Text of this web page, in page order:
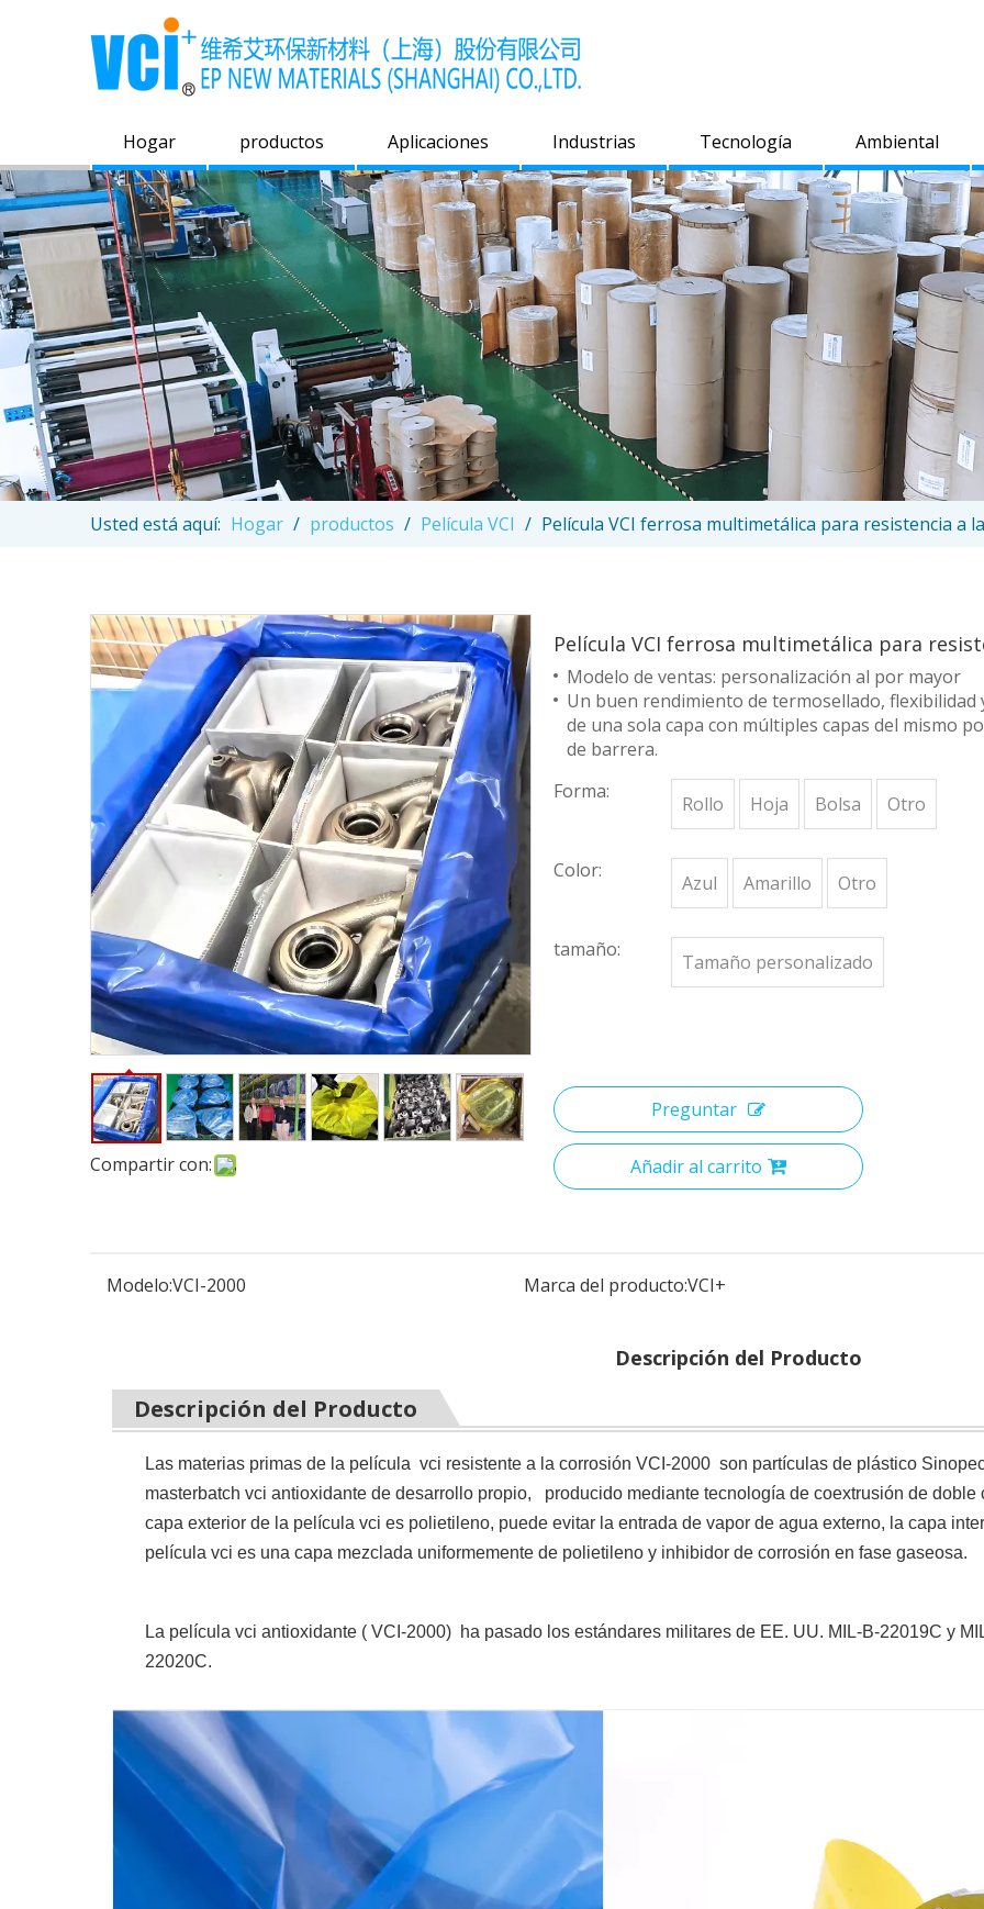
Hogar productos Aplicaciones Industrias Tecnología Ambiental
Usted está aquí: Hogar / productos / Película VCI / Película VCI ferrosa multimetálica para resistencia a
Compartir con:
Película VCI ferrosa multimetálica para
Modelo de ventas: personalización al por mayor
Un buen rendimiento de termosellado,
de una sola capa con múltiples capas del mismo
de barrera.
Forma:
Rollo Hoja Bolsa Otro
Color:
Azul Amarillo Otro
tamaño:
Tamaño personalizado
Preguntar
Añadir al carrito
Modelo:VCI-2000 Marca del producto:VCI+
Descripción del Producto
Descripción del Producto
Las materias primas de la película vci resistente a la corrosión VCI-2000 son partículas de plástico
masterbatch vci antioxidante de desarrollo propio, producido mediante tecnología de coextrusión de doble
capa exterior de la película vci es polietileno, puede evitar la entrada de vapor de agua externo, la capa
película vci es una capa mezclada uniformemente de polietileno y inhibidor de corrosión en fase gaseosa.
La película vci antioxidante ( VCI-2000) ha pasado los estándares militares de EE. UU. MIL-B-22019C y
22020C.